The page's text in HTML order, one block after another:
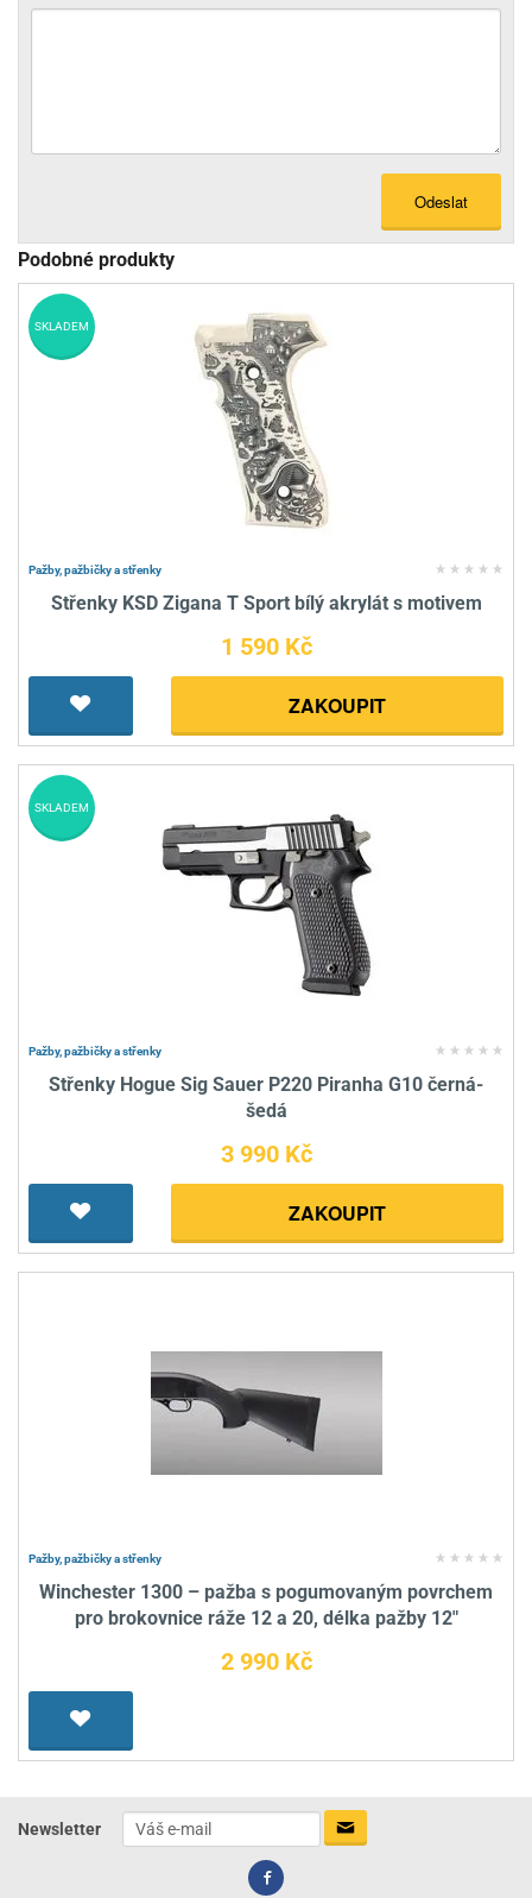
Odeslat
Podobné produkty
Pažby, pažbičky a střenky
Střenky KSD Zigana T Sport bílý akrylát s motivem
1 590 Kč
ZAKOUPIT
SKLADEM
Pažby, pažbičky a střenky
Střenky Hogue Sig Sauer P220 Piranha G10 černá-
šedá
3 990 Kč
ZAKOUPIT
SKLADEM
Pažby, pažbičky a střenky
Winchester 1300 – pažba s pogumovaným povrchem
pro brokovnice ráže 12 a 20, délka pažby 12"
2 990 Kč
Newsletter